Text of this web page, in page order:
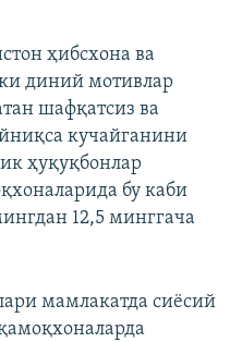
ҳибсхона ва
диний мотивлар
шафқатсиз ва
кучайганини
ҳуқуқбонлар
бу каби
12,5 минггача
мамлакатда сиёсий